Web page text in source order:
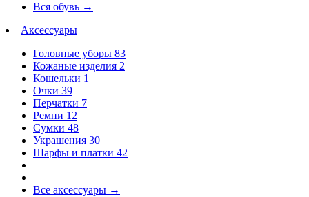
Вся обувь →
Аксессуары
Головные уборы 83
Кожаные изделия 2
Кошельки 1
Очки 39
Перчатки 7
Ремни 12
Сумки 48
Украшения 30
Шарфы и платки 42
Все аксессуары →